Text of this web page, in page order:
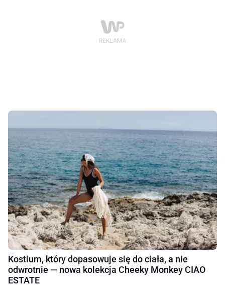
Kostium, który dopasowuje się do ciała, a nie
odwrotnie — nowa kolekcja Cheeky Monkey CIAO
ESTATE